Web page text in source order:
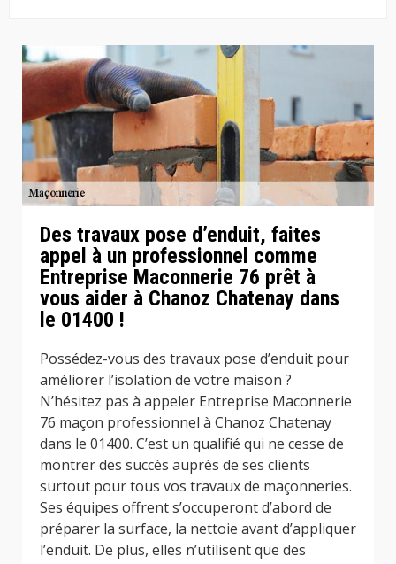
Des travaux pose d’enduit, faites
appel à un professionnel comme
Entreprise Maconnerie 76 prêt à
vous aider à Chanoz Chatenay dans
le 01400 !
Possédez-vous des travaux pose d’enduit pour
améliorer l’isolation de votre maison ?
N’hésitez pas à appeler Entreprise Maconnerie
76 maçon professionnel à Chanoz Chatenay
dans le 01400. C’est un qualifié qui ne cesse de
montrer des succès auprès de ses clients
surtout pour tous vos travaux de maçonneries.
Ses équipes offrent s’occuperont d’abord de
préparer la surface, la nettoie avant d’appliquer
l’enduit. De plus, elles n’utilisent que des